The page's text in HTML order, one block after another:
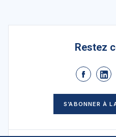
Restez
S’ABONNER À